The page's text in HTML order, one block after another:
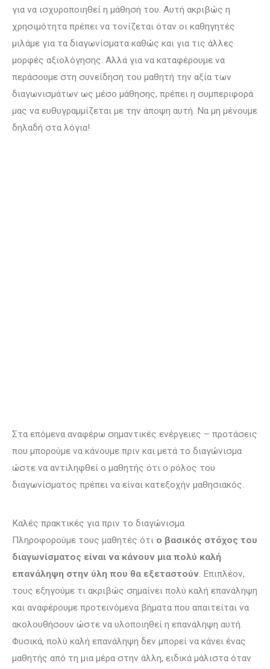
για να ισχυροποιηθεί η μάθησή του. Αυτή ακριβώς η
χρησιμότητα πρέπει να τονίζεται όταν οι καθηγητές
μιλάμε για τα διαγωνίσματα καθώς και για τις άλλες
μορφές αξιολόγησης. Αλλά για να καταφέρουμε να
περάσουμε στη συνείδηση του μαθητή την αξία των
διαγωνισμάτων ως μέσο μάθησης, πρέπει η συμπεριφορά
μας να ευθυγραμμίζεται με την άποψη αυτή. Να μη μένουμε
δηλαδή στα λόγια!
Στα επόμενα αναφέρω σημαντικές ενέργειες – προτάσεις
που μπορούμε να κάνουμε πριν και μετά το διαγώνισμα
ώστε να αντιληφθεί ο μαθητής ότι ο ρόλος του
διαγωνίσματος πρέπει να είναι κατεξοχήν μαθησιακός.
Καλές πρακτικές για πριν το διαγώνισμα
Πληροφορούμε τους μαθητές ότι ο βασικός στόχος του
διαγωνίσματος είναι να κάνουν μια πολύ καλή
επανάληψη στην ύλη που θα εξεταστούν. Επιπλέον,
τους εξηγούμε τι ακριβώς σημαίνει πολύ καλή επανάληψη
και αναφέρουμε προτεινόμενα βήματα που απαιτείται να
ακολουθήσουν ώστε να υλοποιηθεί η επανάληψη αυτή.
Φυσικά, πολύ καλή επανάληψη δεν μπορεί να κάνει ένας
μαθητής από τη μια μέρα στην άλλη, ειδικά μάλιστα όταν